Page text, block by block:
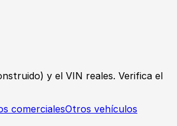
y el VIN reales. Verifica el
comercialesOtros vehículos